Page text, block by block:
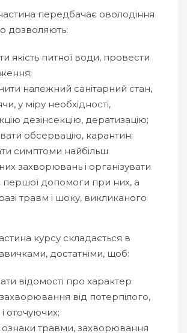
передбачає оволодіння
дозволяють:
якість питної води, провести
належний санітарний стан,
у міру необхідності,
дезінсекцію, дератизацію;
обсервацію, карантин;
симптоми найбільш
захворювань і організувати
першої допомоги при них, а
травм і шоку, викликаного
курсу складається в
достатніми, щоб:
відомості про характер
від потерпілого,
оточуючих;
ознаки травми, захворювання